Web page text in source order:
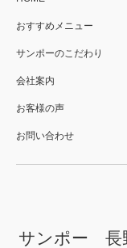
おすすめメニュー
サンポーのこだわり
会社案内
お客様の声
お問い合わせ
サンポー 長